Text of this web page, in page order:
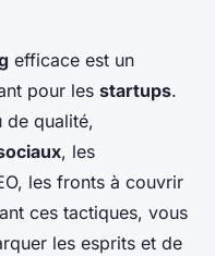
efficace est un
pour les startups.
de qualité,
, les
les fronts à couvrir
ces tactiques, vous
les esprits et de